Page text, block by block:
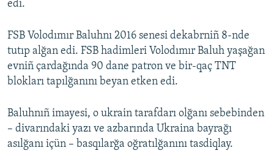
edi.
FSB Volodımır Baluhnı 2016 senesi dekabrniñ 8-nde
tutıp alğan edi. FSB hadimleri Volodımır Baluh yaşağan
evniñ çardağında 90 dane patron ve bir-qaç TNT
blokları tapılğanını beyan etken edi.
Baluhnıñ imayesi, o ukrain tarafdarı olğanı sebebinden
– divarındaki yazı ve azbarında Ukraina bayrağı
asılğanı içün – basqılarğa oğratılğanını tasdiqlay.